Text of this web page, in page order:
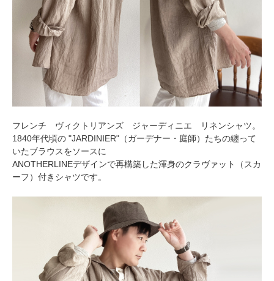
フレンチ ヴィクトリアンズ ジャーディニエ リネンシャツ。
1840年代頃の "JARDINIER"（ガーデナー・庭師）たちの纏って
いたブラウスをソースに
ANOTHERLINEデザインで再構築した渾身のクラヴァット（スカ
ーフ）付きシャツです。